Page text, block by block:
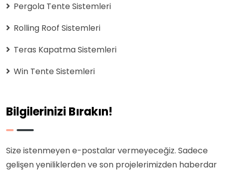
Pergola Tente Sistemleri
Rolling Roof Sistemleri
Teras Kapatma Sistemleri
Win Tente Sistemleri
Bilgilerinizi Bırakın!
Size istenmeyen e-postalar vermeyeceğiz. Sadece
gelişen yeniliklerden ve son projelerimizden haberdar